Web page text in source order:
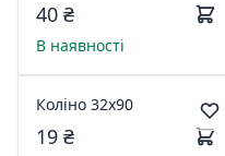
40 ₴
В наявності
Коліно 32х90
19 ₴